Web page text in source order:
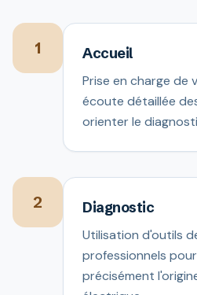
1 Accueil
Prise en charge de
écoute détaillée
orienter le
2 Diagnostic
Utilisation d'outils
professionnels
précisément